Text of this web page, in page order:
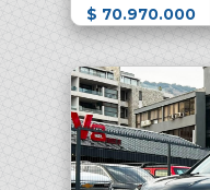
$ 70.970.000